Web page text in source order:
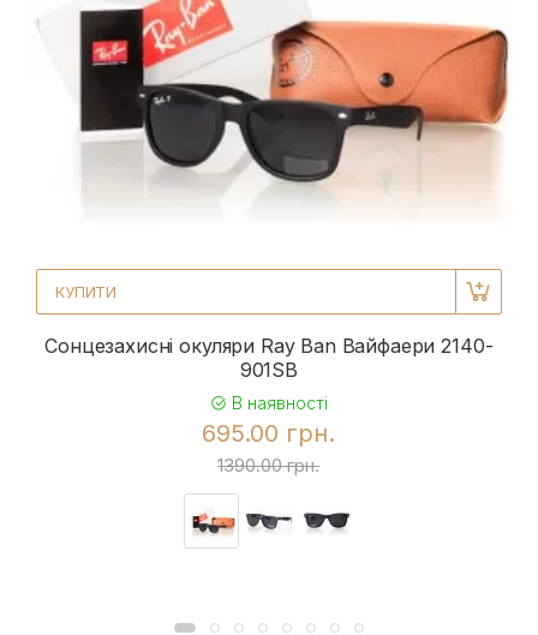
КУПИТИ
Сонцезахисні окуляри Ray Ban Вайфаери 2140-
901SB
В наявності
695.00 грн.
1390.00 грн.